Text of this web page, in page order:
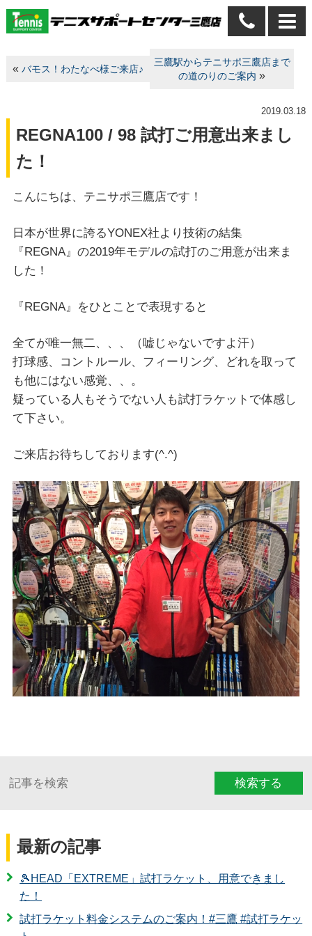
«バモス！わたなべ様ご来店♪
三鷹駅からテニサポ三鷹店まで
の道のりのご案内 »
2019.03.18
REGNA100 / 98 試打ご用意出来まし
た！
こんにちは、テニサポ三鷹店です！
日本が世界に誇るYONEX社より技術の結集
『REGNA』 の2019年モデルの試打のご用意が出来ま
した！
『REGNA』をひとことで表現すると
全てが唯一無二、、、（嘘じゃないですよ汗）
打球感、コントルール、フィーリング、どれを取って
も他にはない感覚、、。
疑っている人もそうでない人も試打ラケットで体感し
て下さい。
ご来店お待ちしております(^.^)
検索する
最新の記事
🎾HEAD「EXTREME」試打ラケット、用意できまし
た！
試打ラケット料金システムのご案内！#三鷹 #試打ラケッ